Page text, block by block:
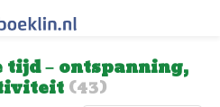
tijd – ontspanning,
(43)